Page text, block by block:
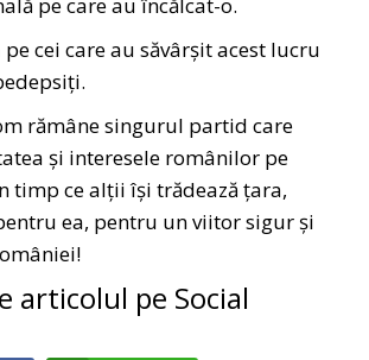
cei care au săvârșit acest lucru
rămâne singurul partid care
și interesele românilor pe
timp ce alții își trădează țara,
ea, pentru un viitor sigur și
articolul pe Social